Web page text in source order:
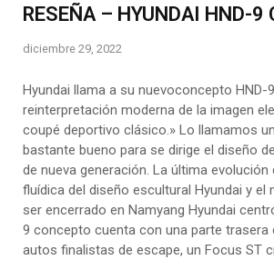
RESEÑA – HYUNDAI HND-9
diciembre 29, 2022
Hyundai llama a su nuevoconcepto HND-
reinterpretación moderna de la imagen
coupé deportivo clásico.» Lo llamamos
bastante bueno para se dirige el diseño
de nueva generación. La última
fluídica del diseño escultural Hyundai y el
ser encerrado en Namyang Hyundai
9 concepto cuenta con una parte trasera
autos finalistas de escape, un Focus ST